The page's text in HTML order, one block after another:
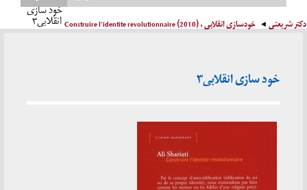
دکتر شریعتی خودسازی انقلابی ، Construire l’identite revolutionnaire (2010)
خود سازی
انقلابی۳
خود سازی انقلابی۳